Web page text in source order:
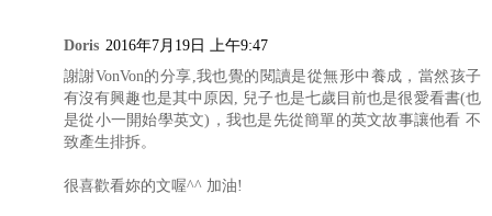
Doris 2016年7月19日 上午9:47
謝謝VonVon的分享,我也覺的閱讀是從無形中養成，當然孩子
有沒有興趣也是其中原因, 兒子也是七歲目前也是很愛看書(也
是從小一開始學英文)，我也是先從簡單的英文故事讓他看 不
致產生排拆。
很喜歡看妳的文喔^^ 加油!